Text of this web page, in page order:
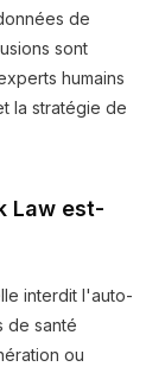
de
sont
humains
la stratégie de
Law est-
interdit l'auto-
de santé
ou